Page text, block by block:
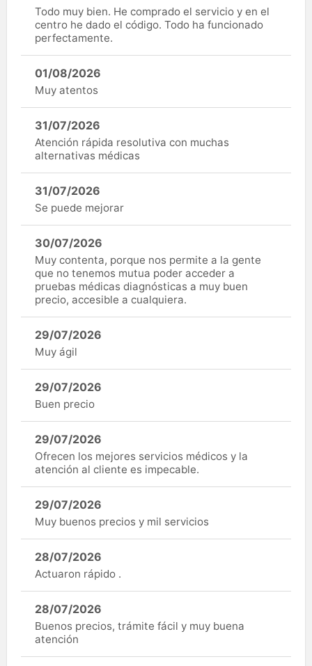
Todo muy bien. He comprado el servicio y en el
centro he dado el código. Todo ha funcionado
perfectamente.
01/08/2026
Muy atentos
31/07/2026
Atención rápida resolutiva con muchas
alternativas médicas
31/07/2026
Se puede mejorar
30/07/2026
Muy contenta, porque nos permite a la gente
que no tenemos mutua poder acceder a
pruebas médicas diagnósticas a muy buen
precio, accesible a cualquiera.
29/07/2026
Muy ágil
29/07/2026
Buen precio
29/07/2026
Ofrecen los mejores servicios médicos y la
atención al cliente es impecable.
29/07/2026
Muy buenos precios y mil servicios
28/07/2026
Actuaron rápido .
28/07/2026
Buenos precios, trámite fácil y muy buena
atención